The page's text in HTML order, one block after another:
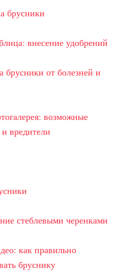
брусники
внесение удобрений
брусники от болезней и
возможные
вредители
стеблевыми черенками
как правильно
бруснику